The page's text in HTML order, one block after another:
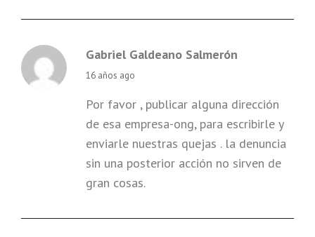
Gabriel Galdeano Salmerón
says:
16 años ago
Por favor , publicar alguna dirección
de esa empresa-ong, para escribirle y
enviarle nuestras quejas . la denuncia
sin una posterior acción no sirven de
gran cosas.